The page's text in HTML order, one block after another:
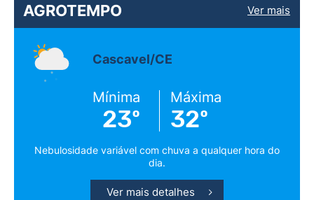
AGROTEMPO Ver mais
Cascavel/CE
Mínima
23º
Máxima
32º
Nebulosidade variável com chuva a qualquer hora do
dia.
Ver mais detalhes